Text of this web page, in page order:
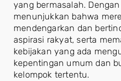
yang bermasalah. Dengan
menunjukkan bahwa
mendengarkan dan
aspirasi rakyat, serta
kebijakan yang ada
kepentingan umum dan
kelompok tertentu.